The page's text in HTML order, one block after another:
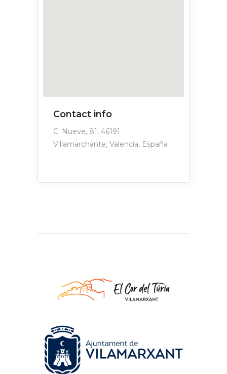
Contact info
C. Nueve, 81, 46191
Villamarchante, Valencia, España